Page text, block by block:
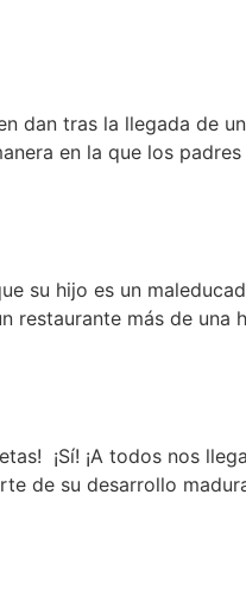
dan tras la llegada de
en la que los
su hijo es un
restaurante más de una
¡Sí! ¡A todos nos
de su desarrollo